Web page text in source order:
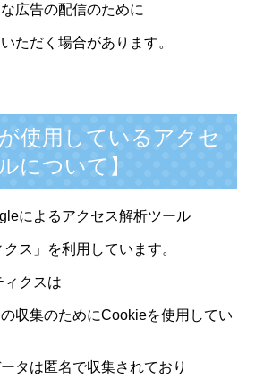
広告の配信のために
ただく場合があります。
使用しているアクセ
について】
によるアクセス解析ツール
ス」を利用しています。
ィクスは
収集のためにCookieを使用してい
タは匿名で収集されており